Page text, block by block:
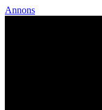
Annons